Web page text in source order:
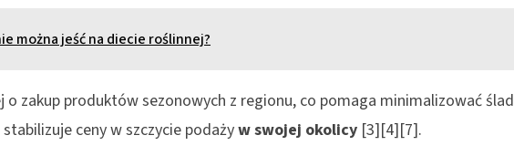
można jeść na diecie roślinnej?
o zakup produktów sezonowych z regionu, co pomaga minimalizować ślad
ceny w szczycie podażyw swojej okolicy [3][4][7].